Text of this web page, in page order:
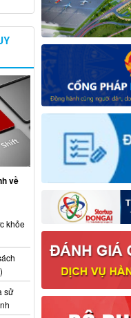
về
khỏe
sử